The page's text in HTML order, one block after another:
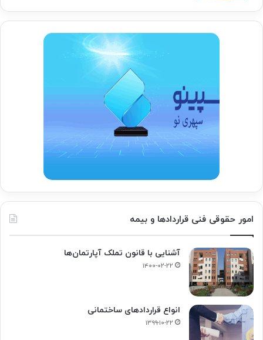
امور حقوقی فنی قراردادها و بیمه
آشنایی با قانون تملک آپارتمان‌ها
۱۴۰۰-۰۲-۲۲
انواع قراردادهای ساختمانی
۱۳۹۹-۱۰-۲۲